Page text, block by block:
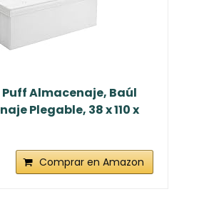
Puff Almacenaje, Baúl
Plegable, 38 x 110 x
Comprar en Amazon